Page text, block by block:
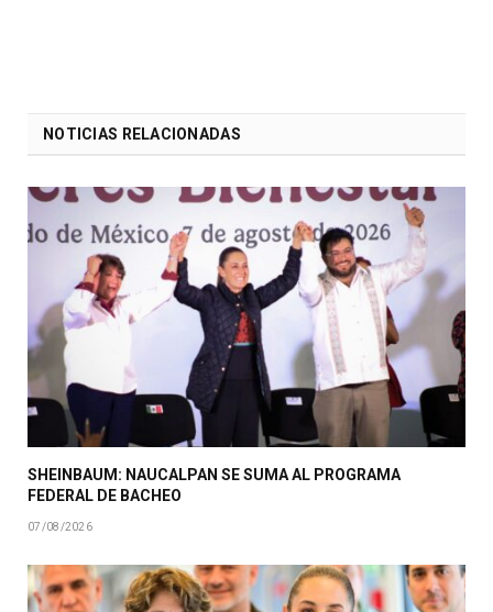
NOTICIAS RELACIONADAS
SHEINBAUM: NAUCALPAN SE SUMA AL PROGRAMA
FEDERAL DE BACHEO
07/08/2026